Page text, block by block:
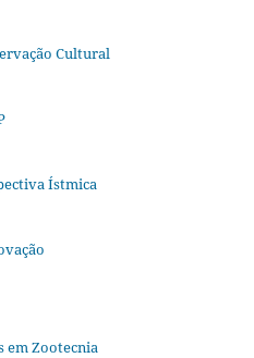
Cultural
Ístmica
em Zootecnia